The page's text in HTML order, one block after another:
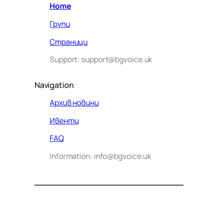
Home
Групи
Страници
Support: support@bgvoice.uk
Navigation
Архив новини
Ивенти
FAQ
Information: info@bgvoice.uk